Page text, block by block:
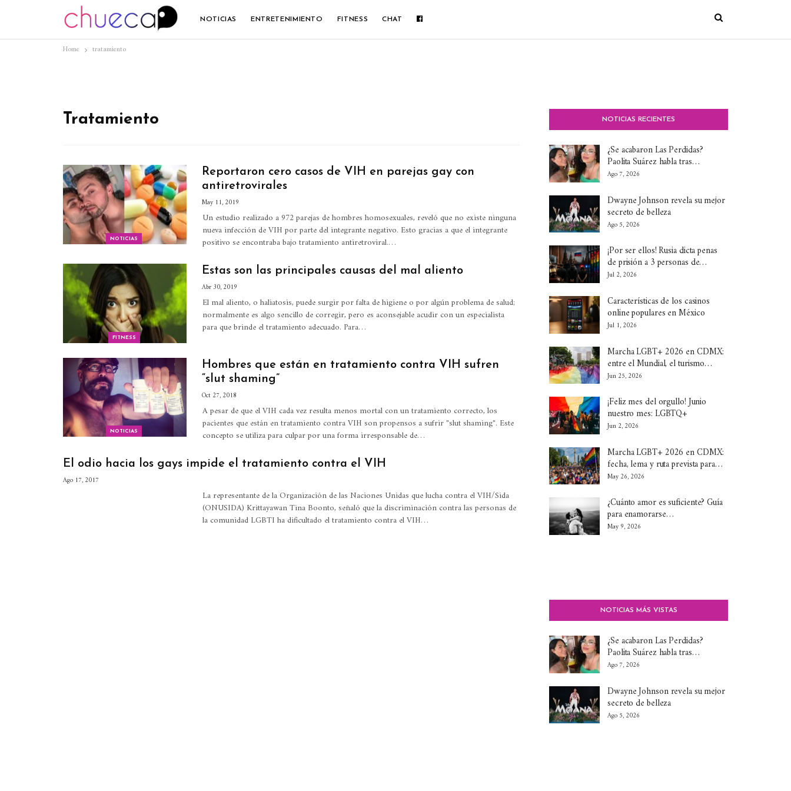
NOTICIAS ENTRETENIMIENTO FITNESS CHAT
Home tratamiento
Tratamiento
NOTICIAS
Reportaron cero casos de VIH en parejas gay con
antiretrovirales
May 11, 2019
Un estudio realizado a 972 parejas de hombres homosexuales, reveló que no existe ninguna
nueva infección de VIH por parte del integrante negativo. Esto gracias a que el integrante
positivo se encontraba bajo tratamiento antiretroviral.…
FITNESS
Estas son las principales causas del mal aliento
Abr 30, 2019
El mal aliento, o haliatosis, puede surgir por falta de higiene o por algún problema de salud;
normalmente es algo sencillo de corregir, pero es aconsejable acudir con un especialista
para que brinde el tratamiento adecuado. Para…
NOTICIAS
Hombres que están en tratamiento contra VIH sufren
“slut shaming”
Oct 27, 2018
A pesar de que el VIH cada vez resulta menos mortal con un tratamiento correcto, los
pacientes que están en tratamiento contra VIH son propensos a sufrir "slut shaming". Este
concepto se utiliza para culpar por una forma irresponsable de…
El odio hacia los gays impide el tratamiento contra el VIH
Ago 17, 2017
La representante de la Organización de las Naciones Unidas que lucha contra el VIH/Sida
(ONUSIDA) Krittayawan Tina Boonto, señaló que la discriminación contra las personas de
la comunidad LGBTI ha dificultado el tratamiento contra el VIH…
NOTICIAS RECIENTES
¿Se acabaron Las Perdidas?
Paolita Suárez habla tras…
Ago 7, 2026
Dwayne Johnson revela su mejor
secreto de belleza
Ago 5, 2026
¡Por ser ellos! Rusia dicta penas
de prisión a 3 personas de…
Jul 2, 2026
Características de los casinos
online populares en México
Jul 1, 2026
Marcha LGBT+ 2026 en CDMX:
entre el Mundial, el turismo…
Jun 25, 2026
¡Feliz mes del orgullo! Junio
nuestro mes: LGBTQ+
Jun 2, 2026
Marcha LGBT+ 2026 en CDMX:
fecha, lema y ruta prevista para…
May 26, 2026
¿Cuánto amor es suficiente? Guía
para enamorarse…
May 9, 2026
NOTICIAS MÁS VISTAS
¿Se acabaron Las Perdidas?
Paolita Suárez habla tras…
Ago 7, 2026
Dwayne Johnson revela su mejor
secreto de belleza
Ago 5, 2026